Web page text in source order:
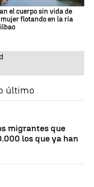
el cuerpo sin vida de
flotando en la ría
último
migrantes que
los que ya han